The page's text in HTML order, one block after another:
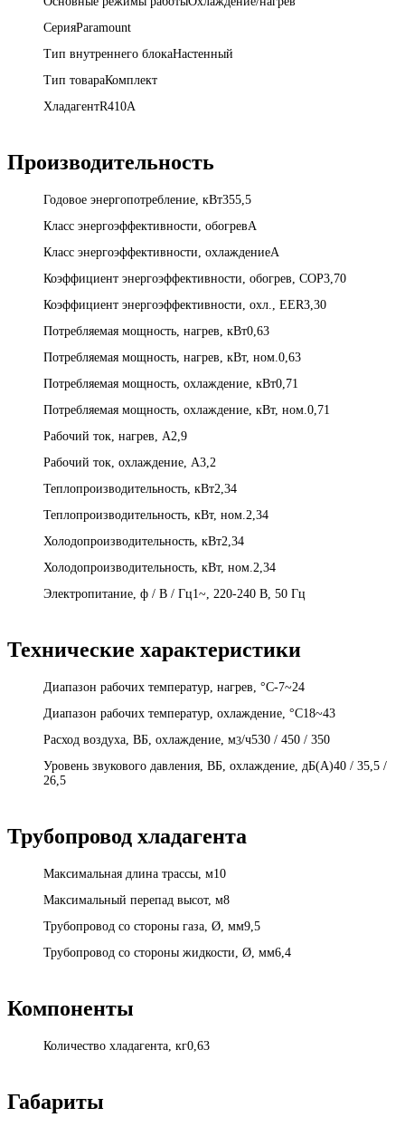
СерияParamount
Тип внутреннего блокаНастенный
Тип товараКомплект
ХладагентR410A
Производительность
Годовое энергопотребление, кВт355,5
Класс энергоэффективности, обогревA
Класс энергоэффективности, охлаждениеA
Коэффициент энергоэффективности, обогрев, COP3,70
Коэффициент энергоэффективности, охл., EER3,30
Потребляемая мощность, нагрев, кВт0,63
Потребляемая мощность, нагрев, кВт, ном.0,63
Потребляемая мощность, охлаждение, кВт0,71
Потребляемая мощность, охлаждение, кВт, ном.0,71
Рабочий ток, нагрев, А2,9
Рабочий ток, охлаждение, А3,2
Теплопроизводительность, кВт2,34
Теплопроизводительность, кВт, ном.2,34
Холодопроизводительность, кВт2,34
Холодопроизводительность, кВт, ном.2,34
Электропитание, ф / В / Гц1~, 220-240 В, 50 Гц
Технические характеристики
Диапазон рабочих температур, нагрев, °C-7~24
Диапазон рабочих температур, охлаждение, °C18~43
Расход воздуха, ВБ, охлаждение, м3/ч530 / 450 / 350
Уровень звукового давления, ВБ, охлаждение, дБ(А)40 / 35,5 /
26,5
Трубопровод хладагента
Максимальная длина трассы, м10
Максимальный перепад высот, м8
Трубопровод со стороны газа, Ø, мм9,5
Трубопровод со стороны жидкости, Ø, мм6,4
Компоненты
Количество хладагента, кг0,63
Габариты